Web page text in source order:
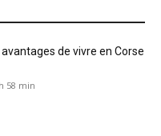
de vivre en Corse
58 min